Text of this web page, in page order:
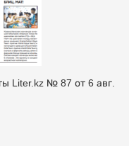
Liter.kz № 87 от 6 авг.